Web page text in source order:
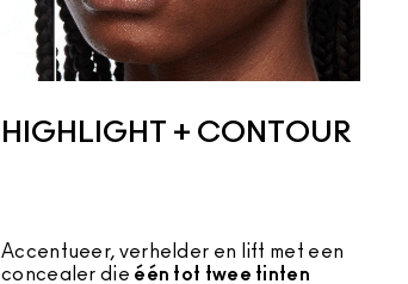
HIGHLIGHT + CONTOUR
Accentueer, verhelder en lift met een
concealer die één tot twee tinten